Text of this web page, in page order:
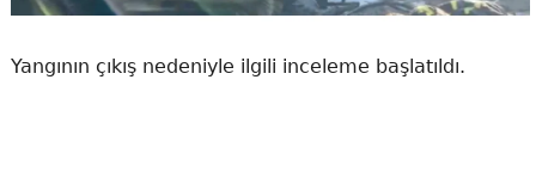
Yangının çıkış nedeniyle ilgili inceleme başlatıldı.